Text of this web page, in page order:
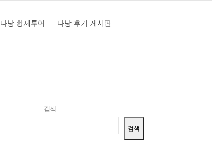
다낭 황제투어 다낭 후기 게시판
검색
검색